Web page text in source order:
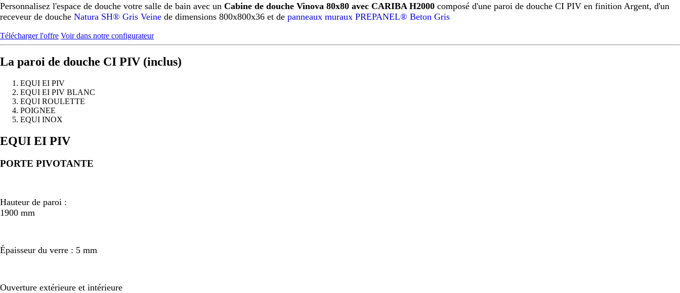
Personnalisez l'espace de douche votre salle de bain avec un Cabine de douche Vinova 80x80 avec CARIBA H2000 composé d'une paroi de douche CI PIV en finition Argent, d'un
receveur de douche Natura SH® Gris Veine de dimensions 800x800x36 et de panneaux muraux PREPANEL® Beton Gris
Télécharger l'offre Voir dans notre configurateur
La paroi de douche CI PIV (inclus)
EQUI EI PIV
EQUI EI PIV BLANC
EQUI ROULETTE
POIGNEE
EQUI INOX
Précédent
Suivant
EQUI EI PIV
PORTE PIVOTANTE
Hauteur de paroi :
1900 mm
Épaisseur du verre : 5 mm
Ouverture extérieure et intérieure